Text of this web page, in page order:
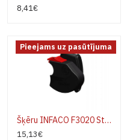
8,41€
Pieejams uz pasūtījuma
Šķēru INFACO F3020 Standarta asmeņa jostas turētājs
15,13€